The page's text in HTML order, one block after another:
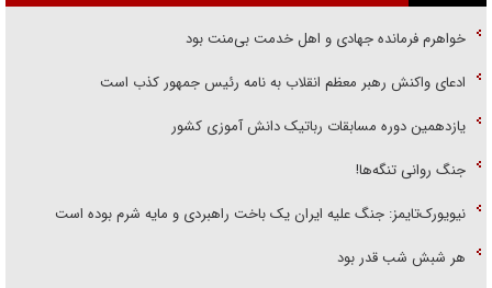
خواهرم فرمانده جهادی و اهل خدمت بی‌منت بود
ادعای واکنش رهبر معظم انقلاب به نامه رئیس جمهور کذب است
یازدهمین دوره مسابقات رباتیک دانش آموزی کشور
جنگ روانی تنگه‌ها!
نیویورک‌تایمز: جنگ علیه ایران یک باخت راهبردی و مایه شرم بوده است
هر شبش شب قدر بود